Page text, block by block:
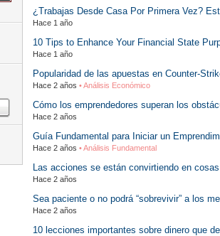
¿Trabajas Desde Casa Por Primera Vez?
Hace 1 año
10 Tips to Enhance Your Financial State
Hace 1 año
Popularidad de las apuestas en Counter-
Hace 2 años • Análisis Económico
Cómo los emprendedores superan los
Hace 2 años
Guía Fundamental para Iniciar un
Hace 2 años • Análisis Fundamental
Las acciones se están convirtiendo en
Hace 2 años
Sea paciente o no podrá “sobrevivir” a los
Hace 2 años
10 lecciones importantes sobre dinero que